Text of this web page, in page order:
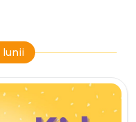
lunii